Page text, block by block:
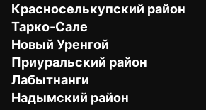
Красноселькупский район
Тарко-Сале
Новый Уренгой
Приуральский район
Лабытнанги
Надымский район